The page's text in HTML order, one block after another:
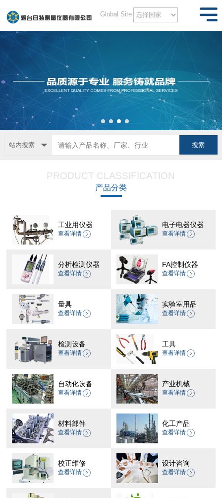
Global Site
站内搜索
PRODUCT CLASSIFICATION
产品分类
工业用仪器
查看详情
电子电器仪器
查看详情
分析检测仪器
查看详情
FA控制仪器
查看详情
量具
查看详情
实验室用品
查看详情
检测设备
查看详情
工具
查看详情
自动化设备
查看详情
产业机械
查看详情
材料部件
查看详情
化工产品
查看详情
校正维修
查看详情
设计咨询
查看详情